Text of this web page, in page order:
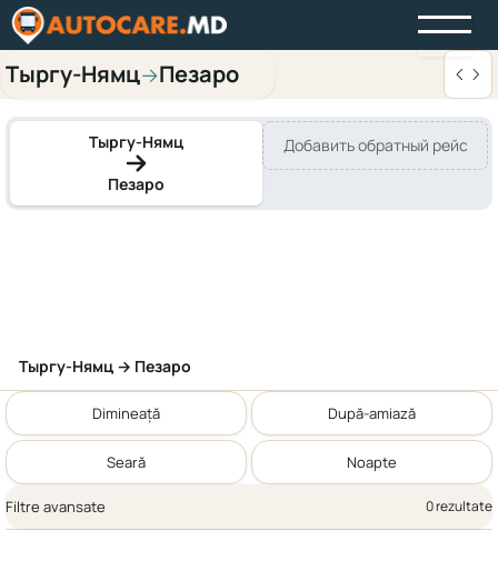
Тыргу-Нямц→Пезаро
Тыргу-Нямц
Пезаро
Добавить обратный рейс
Тыргу-Нямц → Пезаро
Dimineață După-amiază
Seară Noapte
Filtre avansate 0 rezultate